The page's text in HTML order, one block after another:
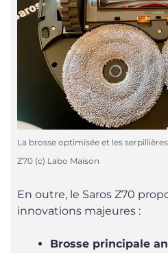
La brosse optimisée et les
Z70 (c) Labo Maison
En outre, le Saros Z70
innovations majeures :
Brosse principale